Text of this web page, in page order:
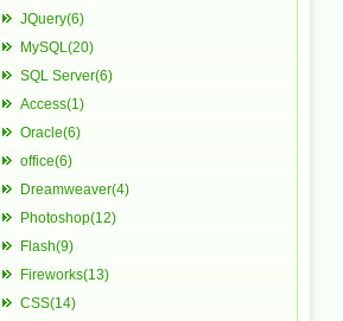
JQuery(6)
MySQL(20)
SQL Server(6)
Access(1)
Oracle(6)
office(6)
Dreamweaver(4)
Photoshop(12)
Flash(9)
Fireworks(13)
CSS(14)